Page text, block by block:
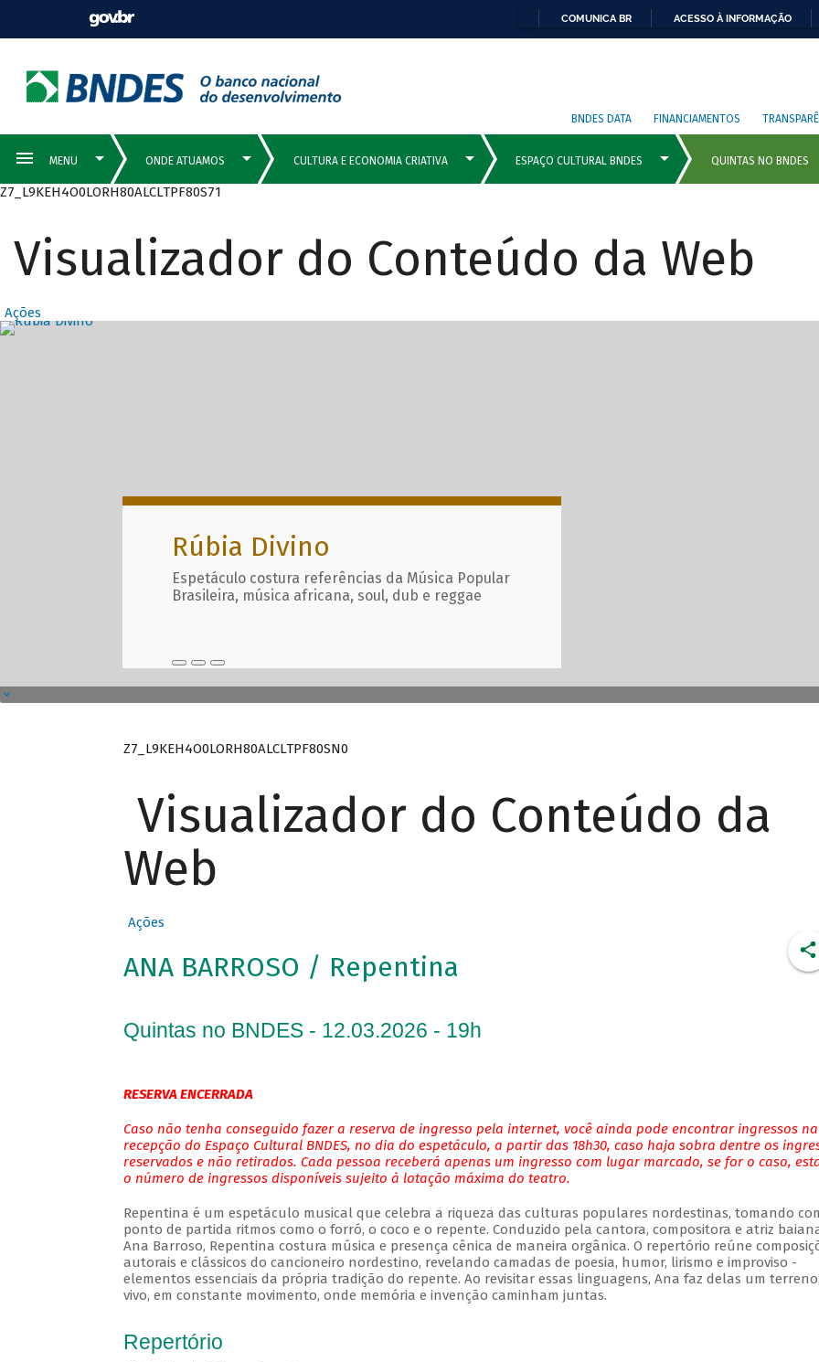
COMUNICA BR ACESSO À INFORMAÇÃO
BNDES DATA FINANCIAMENTOS
Z7_L9KEH4O0LORH80ALCLTPF80S71
Visualizador do Conteúdo da Web
Ações
Destaques Principais com
Rúbia Divino
Espetáculo costura referências da Música Popular
Brasileira, música africana, soul, dub e reggae
Z7_L9KEH4O0LORH80ALCLTPF80SN0
Visualizador do Conteúdo da
Web
Ações
ANA BARROSO / Repentina
Quintas no BNDES - 12.03.2026 - 19h
RESERVA ENCERRADA
Caso não tenha conseguido fazer a reserva de ingresso pela internet, você ainda pode encontrar ingressos na
recepção do Espaço Cultural BNDES, no dia do espetáculo, a partir das 18h30, caso haja sobra dentre os
reservados e não retirados. Cada pessoa receberá apenas um ingresso com lugar marcado, se for o caso,
o número de ingressos disponíveis sujeito à lotação máxima do teatro.
Repentina é um espetáculo musical que celebra a riqueza das culturas populares nordestinas, tomando
ponto de partida ritmos como o forró, o coco e o repente. Conduzido pela cantora, compositora e atriz
Ana Barroso, Repentina costura música e presença cênica de maneira orgânica. O repertório reúne
autorais e clássicos do cancioneiro nordestino, revelando camadas de poesia, humor, lirismo e improviso -
elementos essenciais da própria tradição do repente. Ao revisitar essas linguagens, Ana faz delas um terreno
vivo, em constante movimento, onde memória e invenção caminham juntas.
Repertório